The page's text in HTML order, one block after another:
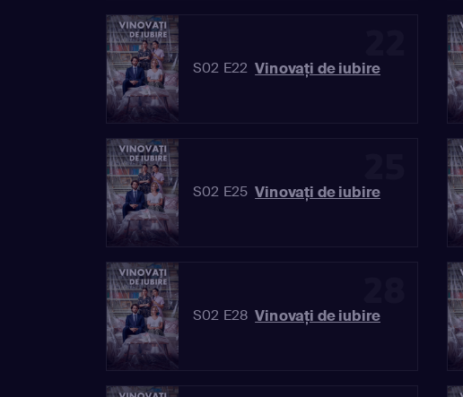
S02 E22 Vinovaţi de iubire
S02 E25 Vinovaţi de iubire
S02 E28 Vinovaţi de iubire